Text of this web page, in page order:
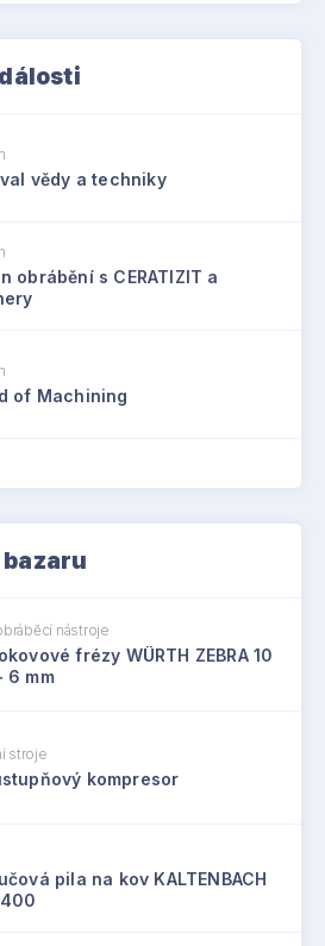
vědy a techniky
obrábění s CERATIZIT a
of Machining
nástroje
frézy WÜRTH ZEBRA 10
6 mm
stroje
kompresor
pila na kov KALTENBACH